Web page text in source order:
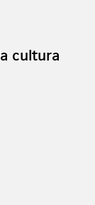
cultura